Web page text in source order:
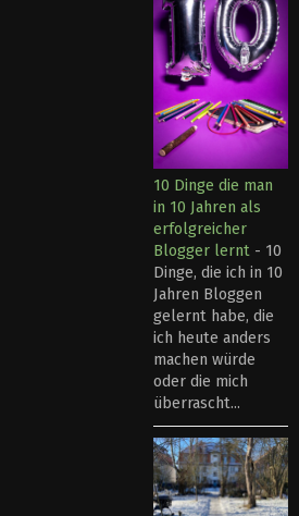
10 Dinge die man
in 10 Jahren als
erfolgreicher
Blogger lernt - 10
Dinge, die ich in 10
Jahren Bloggen
gelernt habe, die
ich heute anders
machen würde
oder die mich
überrascht...